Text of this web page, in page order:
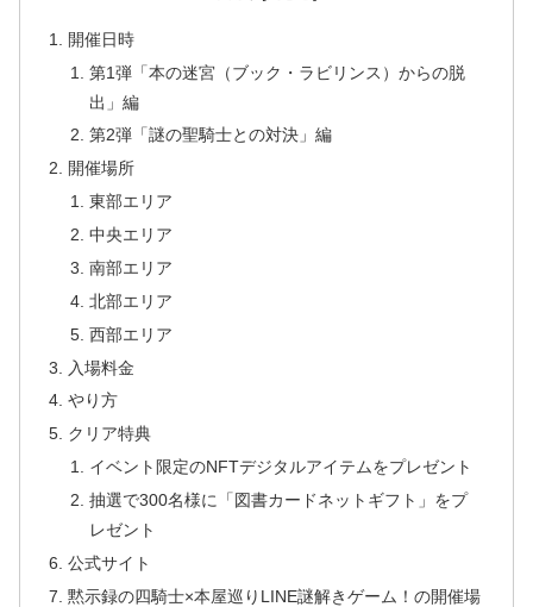
開催日時
第1弾「本の迷宮（ブック・ラビリンス）からの脱
出」編
第2弾「謎の聖騎⼠との対決」編
開催場所
東部エリア
中央エリア
南部エリア
北部エリア
西部エリア
入場料金
やり方
クリア特典
イベント限定のNFTデジタルアイテムをプレゼント
抽選で300名様に「図書カードネットギフト」をプ
レゼント
公式サイト
黙示録の四騎士×本屋巡りLINE謎解きゲーム！の開催場